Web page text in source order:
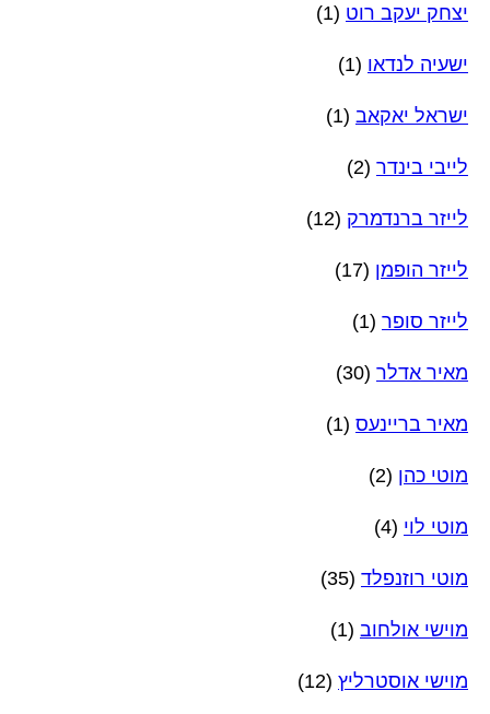
יצחק יעקב רוט (1)
ישעיה לנדאו (1)
ישראל יאקאב (1)
לייבי בינדר (2)
לייזר ברנדמרק (12)
לייזר הופמן (17)
לייזר סופר (1)
מאיר אדלר (30)
מאיר בריינעס (1)
מוטי כהן (2)
מוטי לוי (4)
מוטי רוזנפלד (35)
מוישי אולחוב (1)
מוישי אוסטרליץ (12)